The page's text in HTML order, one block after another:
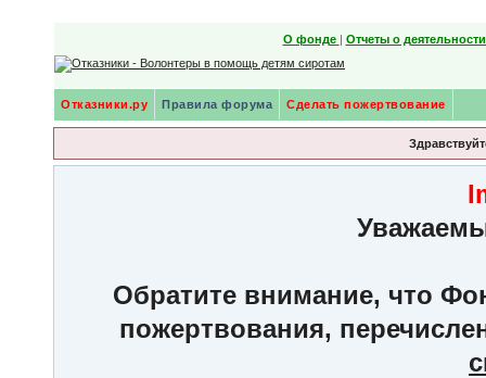
О фонде | Отчеты о
Отказники.ру Правила форума Сделать пожертвование
Обратите внимание, что
пожертвования,